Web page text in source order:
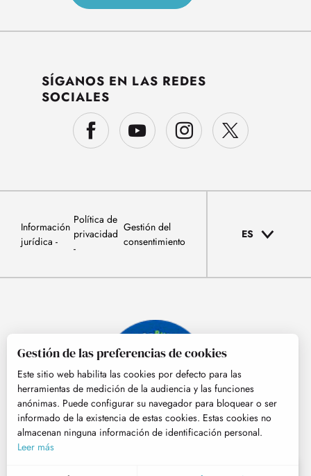
MENÚ
SÍGANOS EN LAS REDES
SOCIALES
Información
jurídica
Política de
privacidad
Gestión del
consentimiento
ES
© Tourisme Hautes-Pyrénées
Gestión de las preferencias de cookies
Este sitio web habilita las cookies por defecto para las
herramientas de medición de la audiencia y las funciones
anónimas. Puede configurar su navegador para bloquear o ser
informado de la existencia de estas cookies. Estas cookies no
almacenan ninguna información de identificación personal.
Leer más